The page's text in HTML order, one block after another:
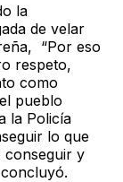
la
de velar
“Por eso
respeto,
como
pueblo
la Policía
lo que
conseguir y